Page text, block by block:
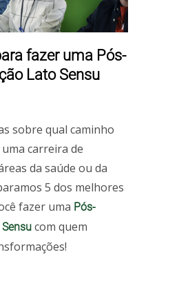
fazer uma Pós-
Lato Sensu
sobre qual caminho
carreira de
da saúde ou da
5 dos melhores
fazer uma Pós-
com quem